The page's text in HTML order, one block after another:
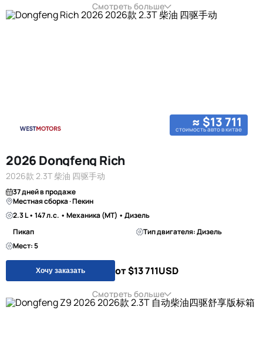
Смотреть больше
≈ $13 711
стоимость авто в китае
2026 Dongfeng Rich
2026款 2.3T 柴油 四驱手动
37 дней в продаже
Местная сборка · Пекин
2.3 L • 147 л.с. • Механика (MT) • Дизель
Пикап
Тип двигателя: Дизель
Мест: 5
Хочу заказать от $13 711USD
Смотреть больше